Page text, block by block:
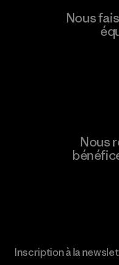
Nous
Nous
Inscription à la